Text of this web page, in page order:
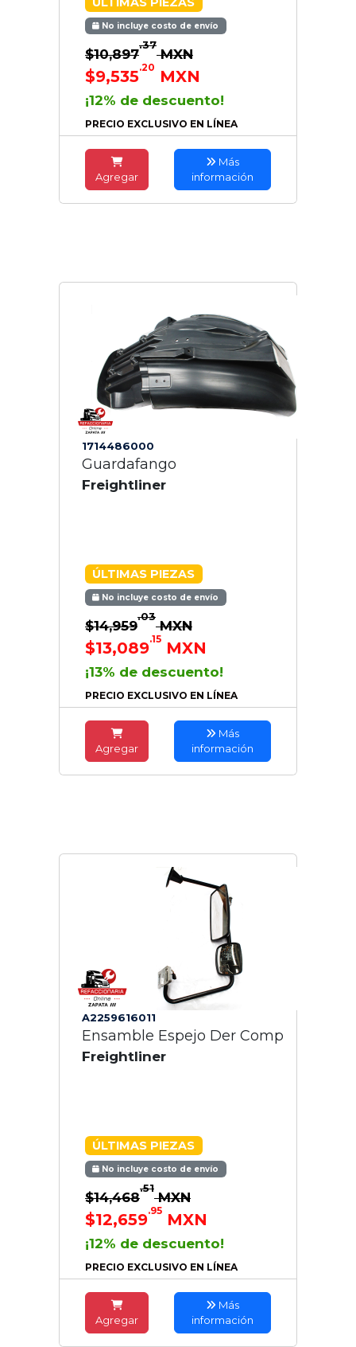
No incluye costo de envío
$10,897
.37
MXN
$9,535.20 MXN
¡12% de descuento!
PRECIO EXCLUSIVO EN LÍNEA
Agregar
Más
información
1714486000
Guardafango
Freightliner
ÚLTIMAS PIEZAS
No incluye costo de envío
$14,959
.03
MXN
$13,089.15 MXN
¡13% de descuento!
PRECIO EXCLUSIVO EN LÍNEA
Agregar
Más
información
A2259616011
Ensamble Espejo Der Comp
Freightliner
ÚLTIMAS PIEZAS
No incluye costo de envío
$14,468
.51
MXN
$12,659.95 MXN
¡12% de descuento!
PRECIO EXCLUSIVO EN LÍNEA
Agregar
Más
información